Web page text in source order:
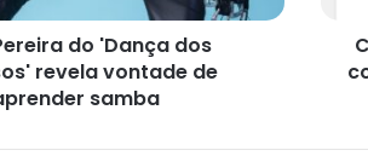
do 'Dança dos
revela vontade de
samba